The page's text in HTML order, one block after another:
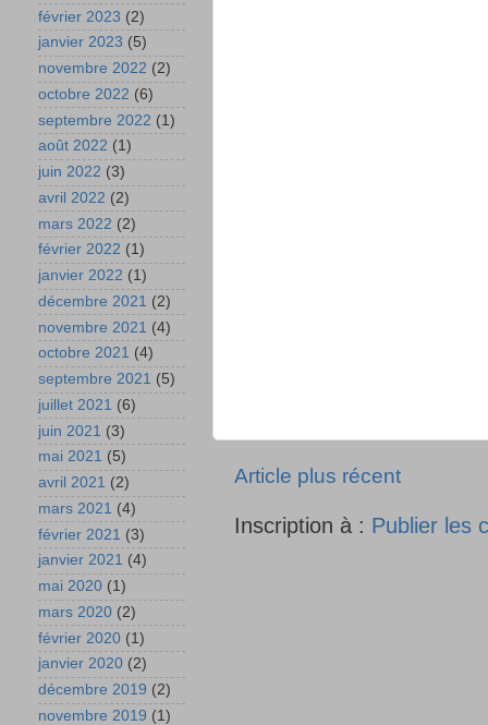
Article plus récent
Inscription à : Publier les
février 2023 (2)
janvier 2023 (5)
novembre 2022 (2)
octobre 2022 (6)
septembre 2022 (1)
août 2022 (1)
juin 2022 (3)
avril 2022 (2)
mars 2022 (2)
février 2022 (1)
janvier 2022 (1)
décembre 2021 (2)
novembre 2021 (4)
octobre 2021 (4)
septembre 2021 (5)
juillet 2021 (6)
juin 2021 (3)
mai 2021 (5)
avril 2021 (2)
mars 2021 (4)
février 2021 (3)
janvier 2021 (4)
mai 2020 (1)
mars 2020 (2)
février 2020 (1)
janvier 2020 (2)
décembre 2019 (2)
novembre 2019 (1)